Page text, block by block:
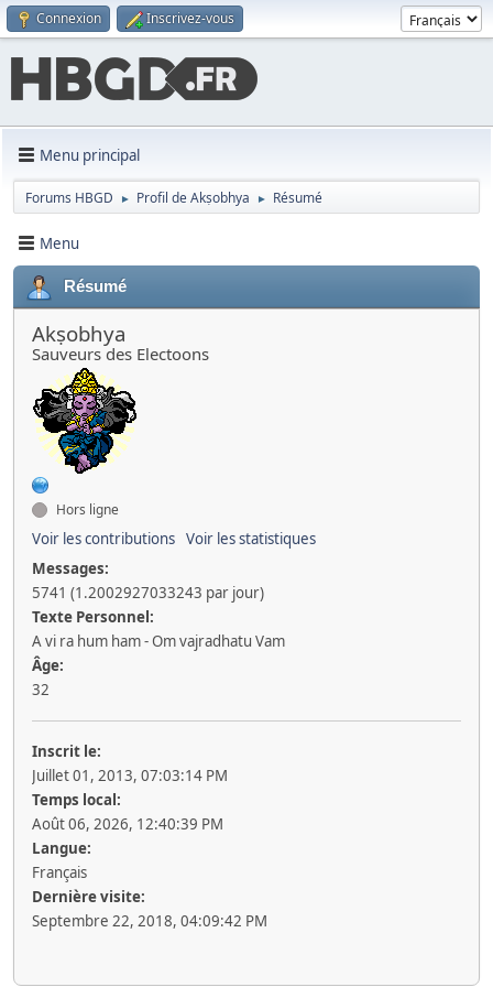
Connexion Inscrivez-vous
Menu principal
Forums HBGD ► Profil de Akṣobhya ► Résumé
Menu
Résumé
Akṣobhya
Sauveurs des Electoons
Hors ligne
Voir les contributions Voir les statistiques
Messages:
5741 (1.2002927033243 par jour)
Texte Personnel:
A vi ra hum ham - Om vajradhatu Vam
Âge:
32
Inscrit le:
Juillet 01, 2013, 07:03:14 PM
Temps local:
Août 06, 2026, 12:40:39 PM
Langue:
Français
Dernière visite:
Septembre 22, 2018, 04:09:42 PM